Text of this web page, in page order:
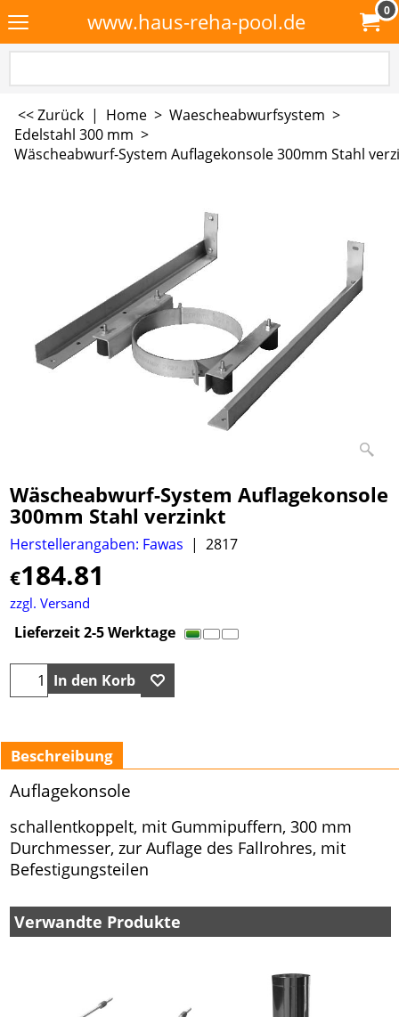
www.haus-reha-pool.de 0
<< Zurück | Home > Waescheabwurfsystem >
Edelstahl 300 mm >
Wäscheabwurf-System Auflagekonsole 300mm Stahl
Wäscheabwurf-System Auflagekonsole
300mm Stahl verzinkt
Herstellerangaben: Fawas 2817
€184.81
zzgl. Versand
Lieferzeit 2-5 Werktage
In den Korb
Beschreibung
Auflagekonsole
schallentkoppelt, mit Gummipuffern, 300 mm
Durchmesser, zur Auflage des Fallrohres, mit
Befestigungsteilen
Verwandte Produkte